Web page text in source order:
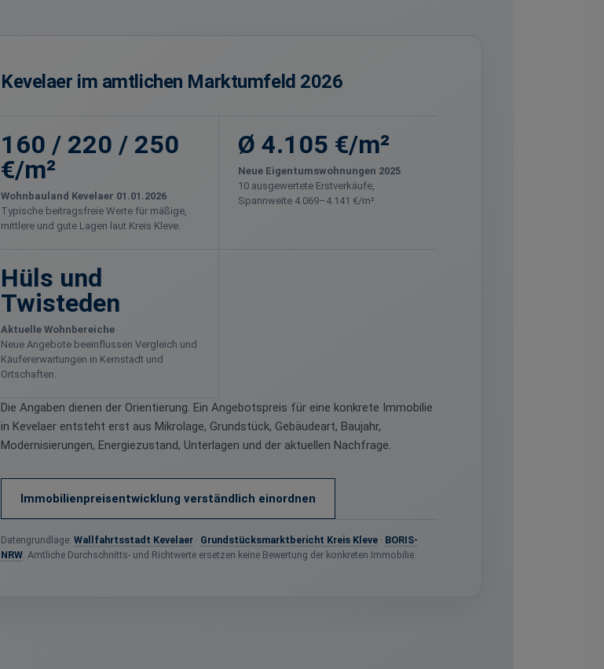
Kevelaer im amtlichen Marktumfeld 2026
160 / 220 / 250
€/m²
Wohnbauland Kevelaer 01.01.2026
Typische beitragsfreie Werte für mäßige,
mittlere und gute Lagen laut Kreis Kleve.
Ø 4.105 €/m²
Neue Eigentumswohnungen 2025
10 ausgewertete Erstverkäufe,
Spannweite 4.069–4.141 €/m².
Hüls und
Twisteden
Aktuelle Wohnbereiche
Neue Angebote beeinflussen Vergleich und
Käufererwartungen in Kernstadt und
Ortschaften.
Die Angaben dienen der Orientierung. Ein Angebotspreis für eine konkrete Immobilie
in Kevelaer entsteht erst aus Mikrolage, Grundstück, Gebäudeart, Baujahr,
Modernisierungen, Energiezustand, Unterlagen und der aktuellen Nachfrage.
Immobilienpreisentwicklung verständlich einordnen
Datengrundlage: Wallfahrtsstadt Kevelaer · Grundstücksmarktbericht Kreis Kleve · BORIS-
NRW. Amtliche Durchschnitts- und Richtwerte ersetzen keine Bewertung der konkreten Immobilie.